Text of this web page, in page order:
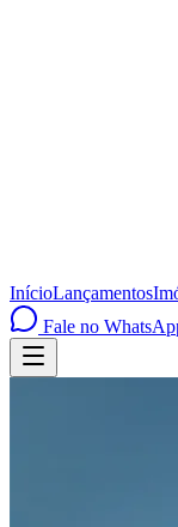
InícioLançamentos
Fale no